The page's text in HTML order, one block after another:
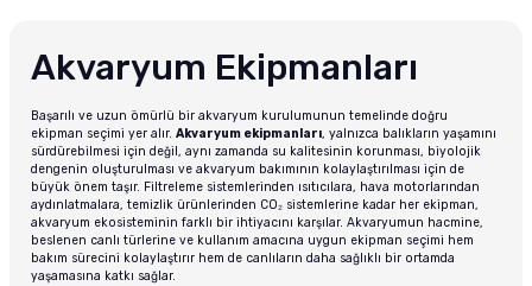
Akvaryum Ekipmanları
Başarılı ve uzun ömürlü bir akvaryum kurulumunun temelinde doğru
ekipman seçimi yer alır. Akvaryum ekipmanları, yalnızca balıkların yaşamını
sürdürebilmesi için değil, aynı zamanda su kalitesinin korunması, biyolojik
dengenin oluşturulması ve akvaryum bakımının kolaylaştırılması için de
büyük önem taşır. Filtreleme sistemlerinden ısıtıcılara, hava motorlarından
aydınlatmalara, temizlik ürünlerinden CO₂ sistemlerine kadar her ekipman,
akvaryum ekosisteminin farklı bir ihtiyacını karşılar. Akvaryumun hacmine,
beslenen canlı türlerine ve kullanım amacına uygun ekipman seçimi hem
bakım sürecini kolaylaştırır hem de canlıların daha sağlıklı bir ortamda
yaşamasına katkı sağlar.